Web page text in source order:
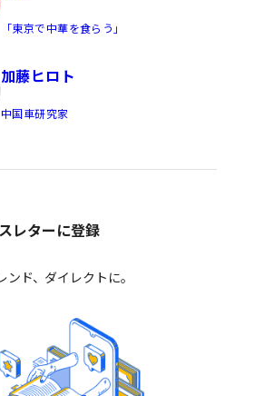
「東京で中華を食らう」
加藤ヒロト
中国車研究家
レターに登録
ンド、ダイレクトに。